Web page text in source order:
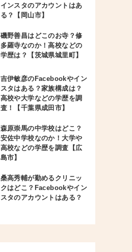
インスタのアカウントはあ
る？【岡山市】
磯野善昌はどこのお寺？修
多羅寺なのか！高校などの
学歴は？【茨城県城里町】
吉伊敏彦のFacebookやイン
スタはある？家族構成は？
高校や大学などの学歴を調
査！【千葉県成田市】
森原崇馬の中学校はどこ？
安佐中学校なのか！大学や
高校などの学歴を調査【広
島市】
桑高秀輔が勤めるクリニッ
クはどこ？Facebookやイン
スタのアカウントはある？